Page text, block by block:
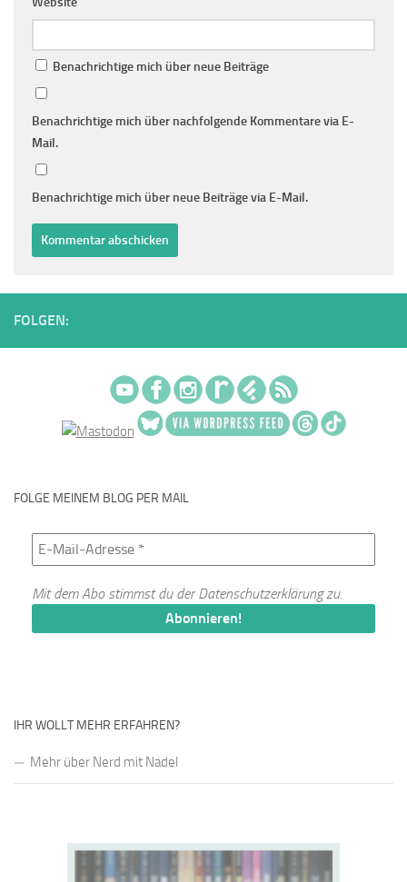
Benachrichtige mich über neue Beiträge
Benachrichtige mich über nachfolgende Kommentare via E-
Mail.
Benachrichtige mich über neue Beiträge via E-Mail.
FOLGEN:
FOLGE MEINEM BLOG PER MAIL
Mit dem Abo stimmst du derDatenschutzerklärungzu.
IHR WOLLT MEHR ERFAHREN?
Mehr über Nerd mit Nadel